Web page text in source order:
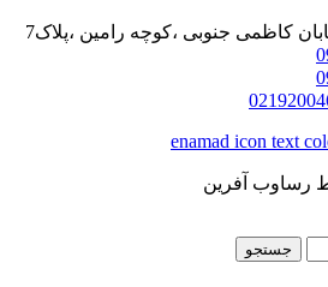
کاظمی جنوبی ،کوچه رامین ،پلاک7
رساوب آفرین
جستجو